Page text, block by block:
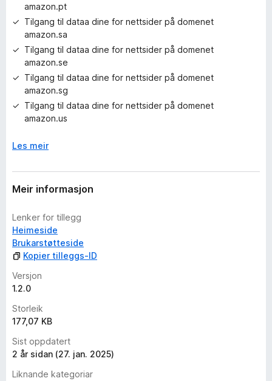
amazon.pt
Tilgang til dataa dine for nettsider på domenet
amazon.sa
Tilgang til dataa dine for nettsider på domenet
amazon.se
Tilgang til dataa dine for nettsider på domenet
amazon.sg
Tilgang til dataa dine for nettsider på domenet
amazon.us
Les meir
Meir informasjon
Lenker for tillegg
Heimeside
Brukarstøtteside
Kopier tilleggs-ID
Versjon
1.2.0
Storleik
177,07 KB
Sist oppdatert
2 år sidan (27. jan. 2025)
Liknande kategoriar